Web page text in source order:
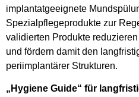
implantatgeeignete
Spezialpflegeprodukte zur
validierten Produkte
und fördern damit den
periimplantärer Strukturen.
„Hygiene Guide“ für